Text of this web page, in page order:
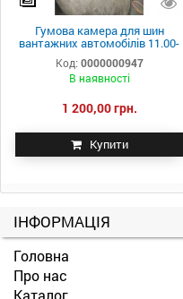
Гумова камера для шин
вантажних автомобілів 11.00-
20
Код: 0000000947
В наявності
1 200,00 грн.
Купити
ІНФОРМАЦІЯ
Головна
Про нас
Каталог